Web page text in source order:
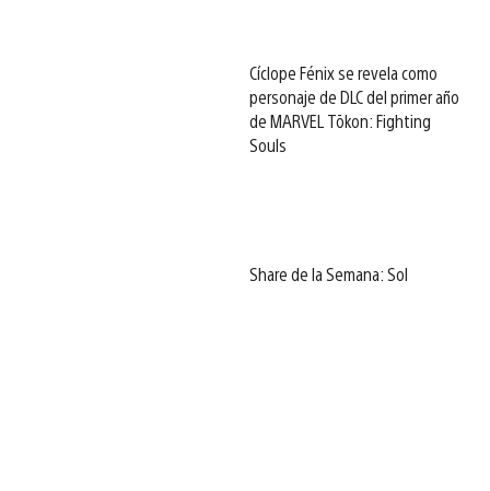
Cíclope Fénix se revela como
personaje de DLC del primer año
de MARVEL Tōkon: Fighting
Souls
Share de la Semana: Sol